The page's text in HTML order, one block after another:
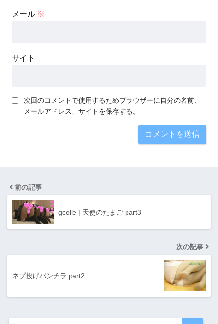
メール ※
サイト
次回のコメントで使用するためブラウザーに自分の名前、
メールアドレス、サイトを保存する。
前の記事
gcolle | 天使のたまご part3
次の記事
ネプ投げパンチラ part2